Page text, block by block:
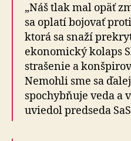
„Náš tlak mal opäť
sa oplatí bojovať
ktorá sa snaží
ekonomický kolaps
strašenie a
Nemohli sme sa
spo­chyb­ňu­je veda a
uviedol predseda